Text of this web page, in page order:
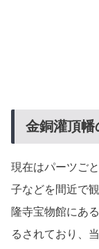
金銅灌頂幡
現在はパーツご
子などを間近で
隆寺宝物館にあ
るされており、